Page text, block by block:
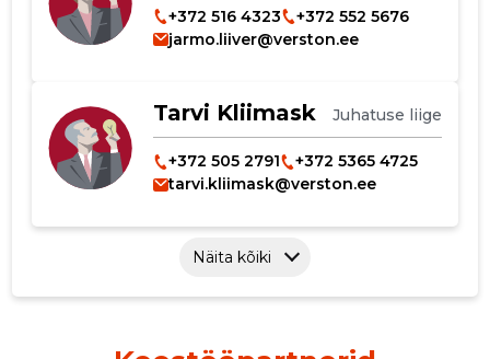
+372 516 4323
+372 552 5676
jarmo.liiver@verston.ee
Tarvi Kliimask Juhatuse liige
+372 505 2791
+372 5365 4725
tarvi.kliimask@verston.ee
Näita kõiki